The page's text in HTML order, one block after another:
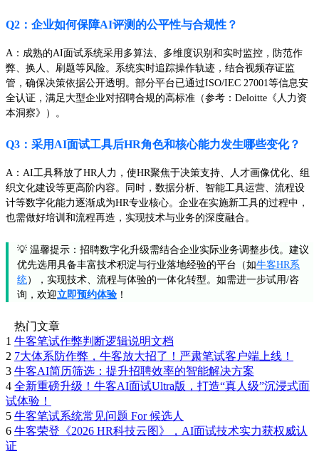
Q2：企业如何保障AI评测的公平性与合规性？
A：成熟的AI面试系统采用多算法、多维度识别和实时监控，防范作
弊、换人、刷题等风险。系统实时追踪操作轨迹，结合视频存证监
管，确保决策依据公开透明。部分平台已通过ISO/IEC 27001等信息安
全认证，满足大型企业对招聘合规的高标准（参考：Deloitte《人力资
本洞察》）。
Q3：采用AI面试工具后HR角色和核心能力发生哪些变化？
A：AI工具释放了HR人力，使HR聚焦于决策支持、人才画像优化、组
织文化建设等更高阶内容。同时，数据分析、智能工具运营、流程设
计等数字化能力逐渐成为HR专业核心。企业在实施新工具的过程中，
也需做好培训和流程再造，实现技术与业务的深度融合。
💡 温馨提示：招聘数字化升级需结合企业实际业务调整步伐。建议
优先选用具备丰富技术积淀与行业落地经验的平台（如牛客HR系
统），实现技术、流程与体验的一体化转型。如需进一步试用/咨
询，欢迎立即预约体验 ！
热门文章
1 牛客笔试作弊判断逻辑说明文档
2 7大体系防作弊，牛客放大招了！严肃笔试客户端上线！
3 牛客AI简历筛选：提升招聘效率的智能解决方案
4 全新重磅升级！牛客AI面试Ultra版，打造“真人级”沉浸式面
试体验！
5 牛客笔试系统常见问题 For 候选人
6 牛客荣登《2026 HR科技云图》，AI面试技术实力获权威认
证